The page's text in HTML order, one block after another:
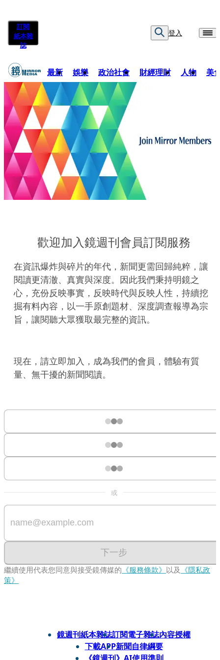
訂閱
紙本雜
誌
登入
最新 娛樂 政治社會 財經理財 人物 美
歡迎加入鏡週刊會員訂閱服務
在資訊爆炸與碎片的年代，新聞更需回歸純粹，讓
閱讀更清澈、真實與深度。因此我們秉持明鏡之
心，充份反映事實，反映時代與反映人性，持續挖
掘有料內容，以一手原創題材、深度調查報導為宗
旨，讓閱聽大眾獲取最完整的資訊。
現在，請立即加入，成為我們的會員，體驗有質
量、無干擾的新聞閱讀。
或
下一步
繼續使用代表您同意與接受鏡傳媒的 《服務條款》 以及 《隱私政
策》
鏡週刊紙本雜誌訂閱電子雜誌內容授權
下載APP新聞自律綱要